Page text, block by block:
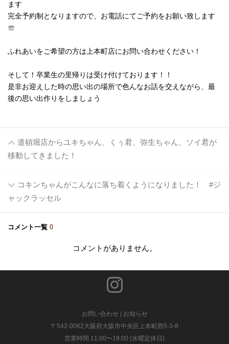
ます
完全予約制となりますので、お電話にてご予約をお願い致します
☏
ふれあいをご希望の方は上本町店にお問い合わせください！
そして！卒業生の里帰りは受け付けております！！
是非お迎えした時の思い出の場所で色んなお話を交えながら、最
後の思い出作りをしましょう
道頓堀店からユキちゃん、くぅ君、弥生ちゃん、ソイ君が
移動してきました！
コキンちゃんがこんなに落ち着くようになりました！ #ジ
ャックラッセル
コメント一覧 0
コメントがありません。
お問い合わせ
お知らせ
〒542-0062大阪府大阪市中央区上本町西5-3-8
営業時間 11:00〜19:00 (水曜定休日)